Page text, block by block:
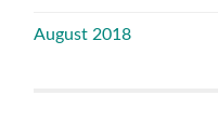
August 2018